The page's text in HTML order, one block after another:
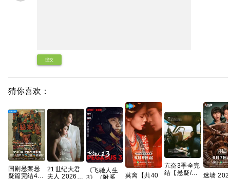
提交
猜你喜欢：
国剧悬案悬
疑篇完结4K
21世纪大君
夫人 2026
《飞驰人生
莫离‎【共40
亢奋3季全完
结【悬疑/犯
迷墙